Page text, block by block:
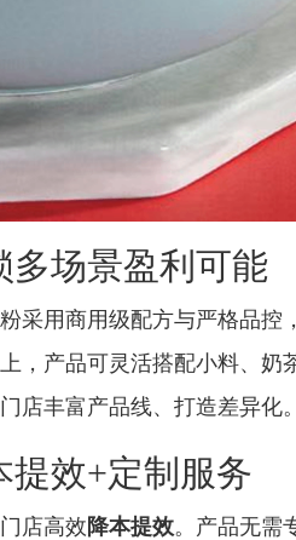
多场景盈利可能
采用商用级配方与严格品控
，产品可灵活搭配小料、奶
店丰富产品线、打造差异化。
提效+定制服务
店高效 降本提效。产品无需